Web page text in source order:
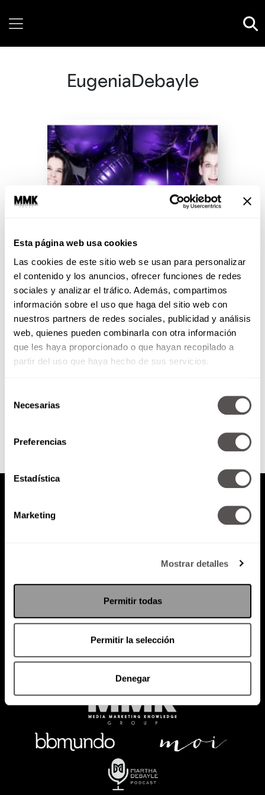
Esta página web usa cookies
Las cookies de este sitio web se usan para personalizar
el contenido y los anuncios, ofrecer funciones de redes
sociales y analizar el tráfico. Además, compartimos
información sobre el uso que haga del sitio web con
nuestros partners de redes sociales, publicidad y análisis
web, quienes pueden combinarla con otra información
que les haya proporcionado o que hayan recopilado a
partir del uso que haya hecho de sus servicios.
Necesarias
Preferencias
Estadística
Marketing
Mostrar detalles
Permitir todas
Permitir la selección
Denegar
EugeniaDebayle
Martha y Eugenia Debayle
intervienen con Kiehl’s para una
buena causa
Las hermanas Debayle se unen
por los niños que más lo
necesitan.
Política de Privacidad
PODCAST RADIO MARTHA EVENTOS
SACA TU ID